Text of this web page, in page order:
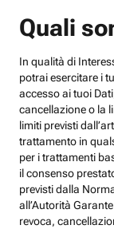
Quali
In qualità di
potrai esercitare i
accesso ai tuoi
cancellazione o la
limiti previsti
trattamento in
per i trattamenti
il consenso
previsti dalla
all’Autorità
revoca,